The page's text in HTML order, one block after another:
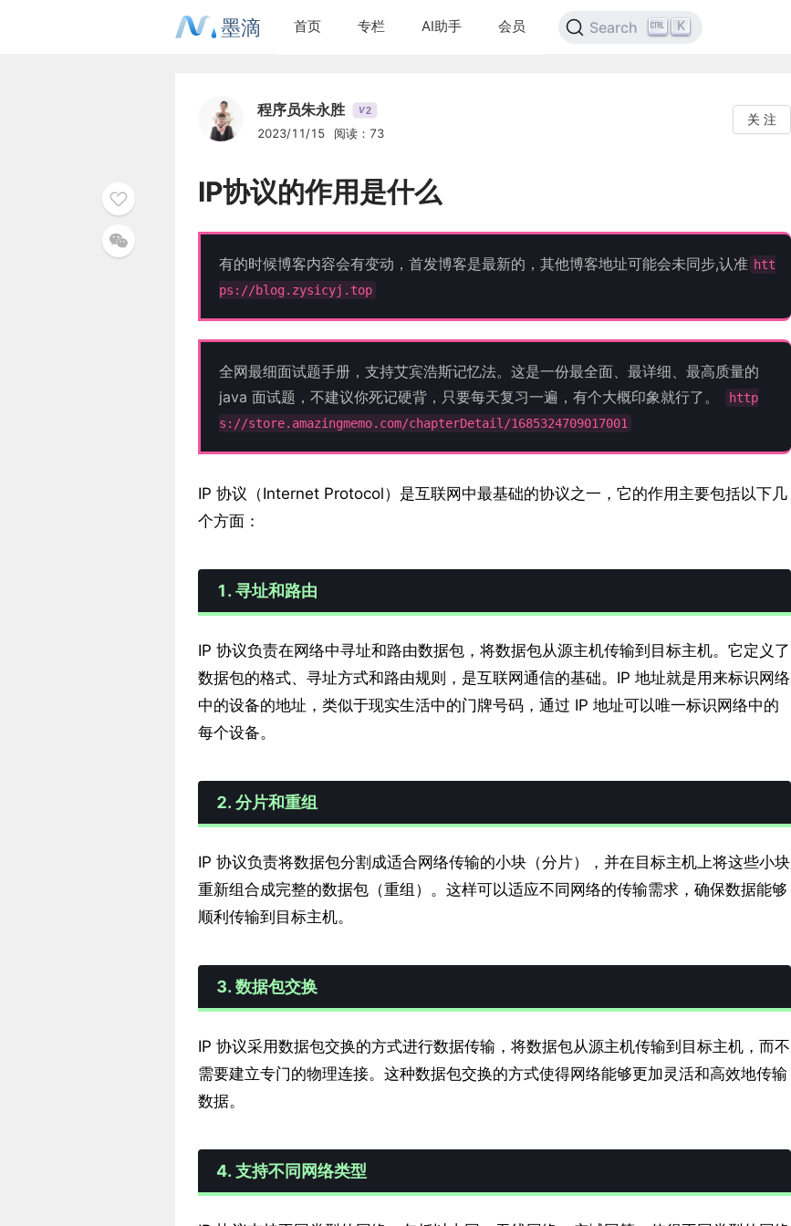
墨滴 首页 专栏 AI助手 会员 Search K
程序员朱永胜 V2
2023/11/15 阅读：73
关 注
IP协议的作用是什么
有的时候博客内容会有变动，首发博客是最新的，其他博客地址可能会未同步,认准 htt
ps://blog.zysicyj.top
全网最细面试题手册，支持艾宾浩斯记忆法。这是一份最全面、最详细、最高质量的
java 面试题，不建议你死记硬背，只要每天复习一遍，有个大概印象就行了。
http
s://store.amazingmemo.com/chapterDetail/1685324709017001
IP 协议（Internet Protocol）是互联网中最基础的协议之一，它的作用主要包括以下几
个方面：
1. 寻址和路由
IP 协议负责在网络中寻址和路由数据包，将数据包从源主机传输到目标主机。它定义了
数据包的格式、寻址方式和路由规则，是互联网通信的基础。IP 地址就是用来标识网络
中的设备的地址，类似于现实生活中的门牌号码，通过 IP 地址可以唯一标识网络中的
每个设备。
2. 分片和重组
IP 协议负责将数据包分割成适合网络传输的小块（分片），并在目标主机上将这些小块
重新组合成完整的数据包（重组）。这样可以适应不同网络的传输需求，确保数据能够
顺利传输到目标主机。
3. 数据包交换
IP 协议采用数据包交换的方式进行数据传输，将数据包从源主机传输到目标主机，而不
需要建立专门的物理连接。这种数据包交换的方式使得网络能够更加灵活和高效地传输
数据。
4. 支持不同网络类型